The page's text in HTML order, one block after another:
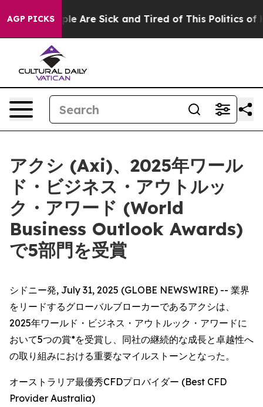
AGP PICKS
“People Are Sick and Tired of This Politics of
アクシ (Axi)、2025年ワール
ド・ビジネス・アウトルッ
ク・アワード (World
Business Outlook Awards)
で5部門を受賞
シドニー発, July 31, 2025 (GLOBE NEWSWIRE) -- 業界
をリードするグローバルブローカーであるアクシは、
2025年ワールド・ビジネス・アウトルック・アワードに
おいて5つの賞*を受賞し、同社の継続的な成長と卓越性へ
の取り組みにおける重要なマイルストーンとなった。
オーストラリア最優秀CFDプロバイダー (Best CFD
Provider Australia)